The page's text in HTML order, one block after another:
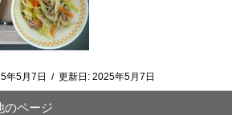
年5月7日 / 更新日: 2025年5月7日
のページ